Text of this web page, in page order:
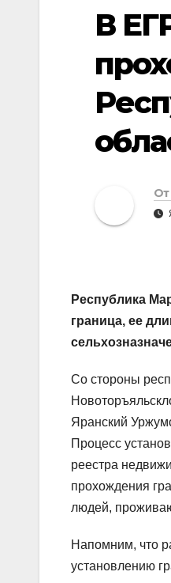
В
От
Республика
граница, ее
Со стороны
Яранский
Процесс
реестра
прохождения
людей,
Напомним, что
установлению